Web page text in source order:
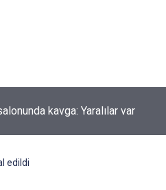
kavga: Yaralılar var
edildi